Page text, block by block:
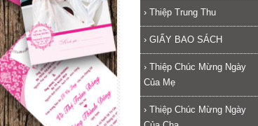
› Thiệp Trung Thu
› GIẤY BAO SÁCH
› Thiệp Chúc Mừng Ngày
Của Mẹ
› Thiệp Chúc Mừng Ngày